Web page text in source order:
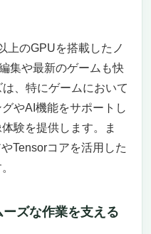
な高性能ゲーミングノ
メモリで快適な作業
ボードでスタイリッシ
Ultimate利用権付
上のGPUを搭載したノ
集や最新のゲームも快
、特にゲームにおいて
やAI機能をサポートし
験を提供します。ま
Tensorコアを活用した
ズな作業を支える